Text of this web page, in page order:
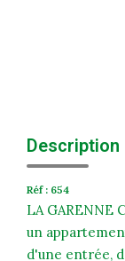
Description
Réf : 654
LA GARENNE
un
d'une entrée,